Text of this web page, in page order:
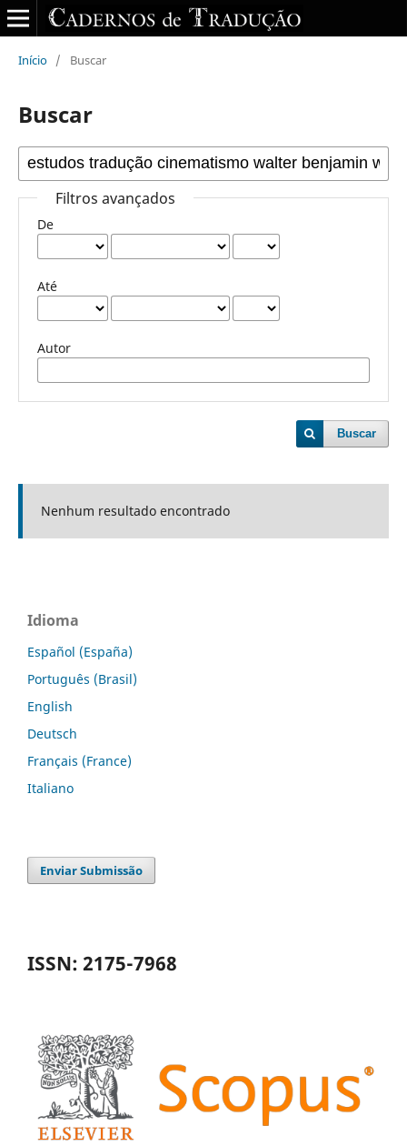
Início / Buscar
Buscar
Filtros avançados
De
Até
Autor
Buscar
Nenhum resultado encontrado
Idioma
Español (España)
Português (Brasil)
English
Deutsch
Français (France)
Italiano
Enviar Submissão
ISSN: 2175-7968